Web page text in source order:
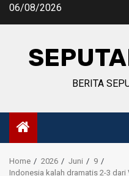
Skip06/08/2026
BERITA
Home 2026 Juni
9
Indonesia kalah dramatis 2-3